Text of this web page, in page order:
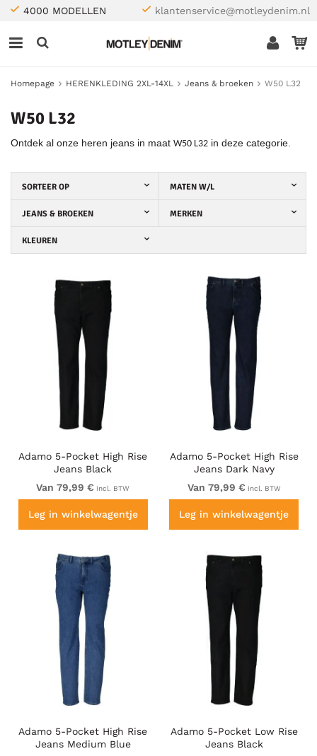
4000 MODELLEN klantenservice@motleydenim.nl
Homepage HERENKLEDING 2XL-14XL Jeans & broeken W50 L32
W50 L32
Ontdek al onze heren jeans in maat W50 L32 in deze categorie.
SORTEER OP MATEN W/L
JEANS & BROEKEN MERKEN
KLEUREN
Adamo 5-Pocket High Rise
Jeans Black
Van 79,99 € incl. BTW
Leg in winkelwagentje
Adamo 5-Pocket High Rise
Jeans Dark Navy
Van 79,99 € incl. BTW
Leg in winkelwagentje
Adamo 5-Pocket High Rise
Jeans Medium Blue
Adamo 5-Pocket Low Rise
Jeans Black